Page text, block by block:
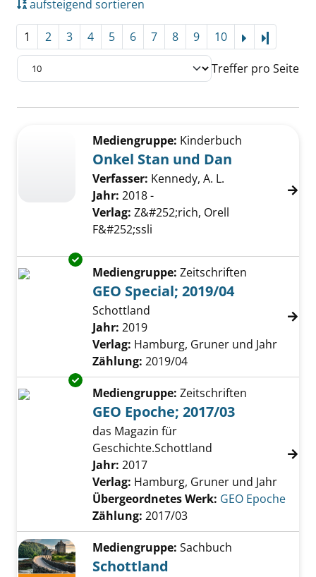
aufsteigend sortieren
1 2 3 4 5 6 7 8 9 10
Treffer pro Seite
Zu den Suchfiltern springen
Mediengruppe: Kinderbuch
Onkel Stan und Dan
Verfasser: Kennedy, A. L.
Jahr: 2018 -
Verlag: Z&#252;rich, Orell
F&#252;ssli
Exemplar-Details von GEO Special; 2019/04
Mediengruppe: Zeitschriften
GEO Special; 2019/04
Schottland
Suche nach diesem Verfasser
Jahr: 2019
Verlag: Hamburg, Gruner und Jahr
Zählung: 2019/04
Exemplar-Details von GEO Epoche; 2017/03
Mediengruppe: Zeitschriften
GEO Epoche; 2017/03
das Magazin für
Geschichte.Schottland
Suche nach diesem Verfasser
Jahr: 2017
Verlag: Hamburg, Gruner und Jahr
Übergeordnetes Werk: GEO Epoche
Zählung: 2017/03
Mediengruppe: Sachbuch
Schottland